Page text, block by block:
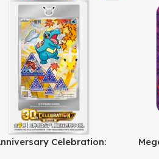
Celebration: